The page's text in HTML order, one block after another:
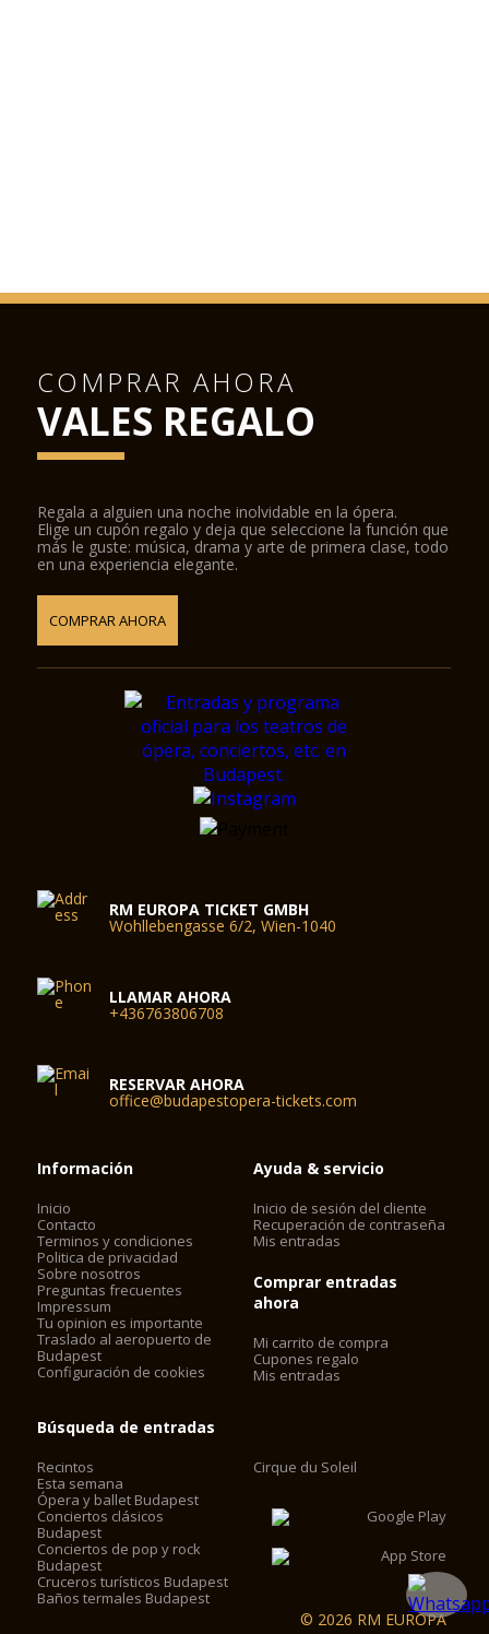
COMPRAR AHORA
VALES REGALO
Regala a alguien una noche inolvidable en la ópera.
Elige un cupón regalo y deja que seleccione la función que
más le guste: música, drama y arte de primera clase, todo
en una experiencia elegante.
COMPRAR AHORA
RM EUROPA TICKET GMBH
Wohllebengasse 6/2, Wien-1040
LLAMAR AHORA
+436763806708
RESERVAR AHORA
office@budapestopera-tickets.com
Información
Inicio
Contacto
Terminos y condiciones
Politica de privacidad
Sobre nosotros
Preguntas frecuentes
Impressum
Tu opinion es importante
Traslado al aeropuerto de
Budapest
Configuración de cookies
Ayuda & servicio
Inicio de sesión del cliente
Recuperación de contraseña
Mis entradas
Comprar entradas
ahora
Mi carrito de compra
Cupones regalo
Mis entradas
Búsqueda de entradas
Recintos
Esta semana
Ópera y ballet Budapest
Conciertos clásicos
Budapest
Conciertos de pop y rock
Budapest
Cruceros turísticos Budapest
Baños termales Budapest
Cirque du Soleil
© 2026 RM EUROPA